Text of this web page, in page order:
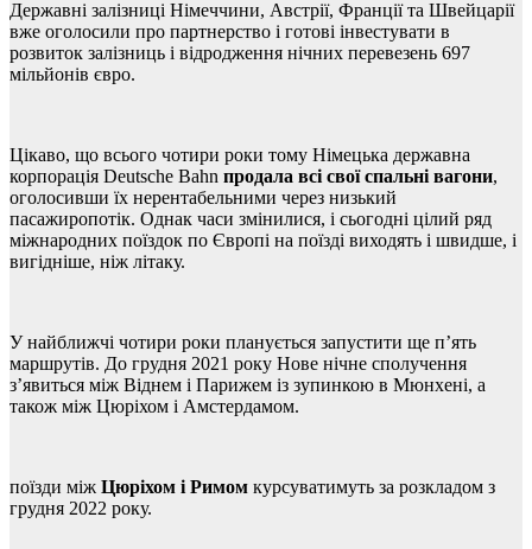
Державні залізниці Німеччини, Австрії, Франції та Швейцарії
вже оголосили про партнерство і готові інвестувати в
розвиток залізниць і відродження нічних перевезень 697
мільйонів євро.
Цікаво, що всього чотири роки тому Німецька державна
корпорація Deutsche Bahn продала всі свої спальні вагони,
оголосивши їх нерентабельними через низький
пасажиропотік. Однак часи змінилися, і сьогодні цілий ряд
міжнародних поїздок по Європі на поїзді виходять і швидше, і
вигідніше, ніж літаку.
У найближчі чотири роки планується запустити ще п’ять
маршрутів. До грудня 2021 року Нове нічне сполучення
з’явиться між Віднем і Парижем із зупинкою в Мюнхені, а
також між Цюріхом і Амстердамом.
поїзди між Цюріхом і Римом курсуватимуть за розкладом з
грудня 2022 року.